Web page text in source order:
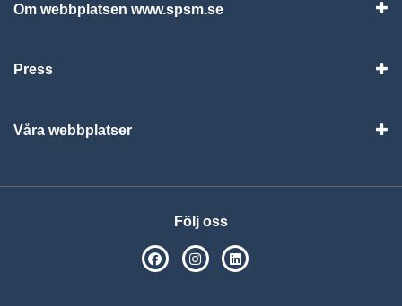
Om webbplatsen www.spsm.se
Press
Våra webbplatser
Följ oss
SPSM på Facebook
SPSM på Instagram